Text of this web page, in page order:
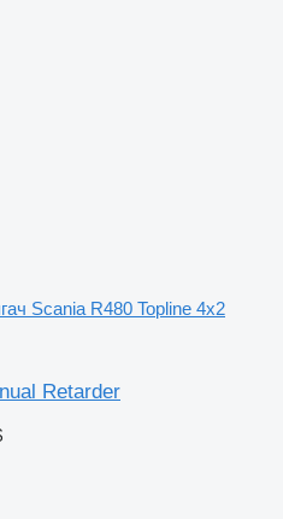
Scania R480 Topline 4x2
Retarder